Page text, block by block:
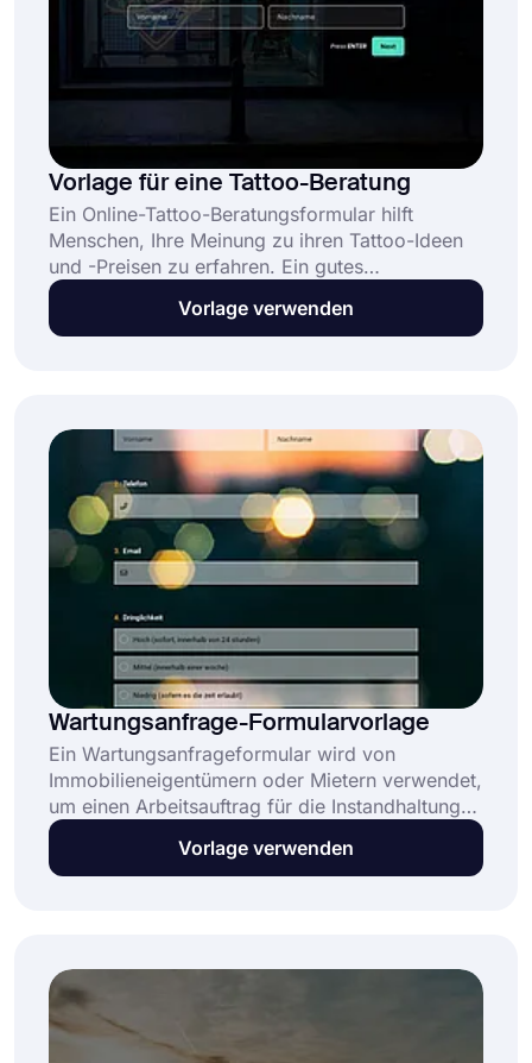
Vorlage für eine Tattoo-Beratung
Ein Online-Tattoo-Beratungsformular hilft
Menschen, Ihre Meinung zu ihren Tattoo-Ideen
und -Preisen zu erfahren. Ein gutes
Beratungsformular kann Ihre Leads leicht in
treue Kunden verwandeln. Und da das Formular
Verwenden Sie jetzt die Formularvorlage für die
Tattoo-Beratung von forms.app!
Vorlage verwenden
Wartungsanfrage-Formularvorlage
Ein Wartungsanfrageformular wird von
Immobilieneigentümern oder Mietern verwendet,
um einen Arbeitsauftrag für die Instandhaltung
einer Immobilie einzureichen. Es hilft
Hausverwaltungsteams und Facility Managern,
Vorlage verwenden